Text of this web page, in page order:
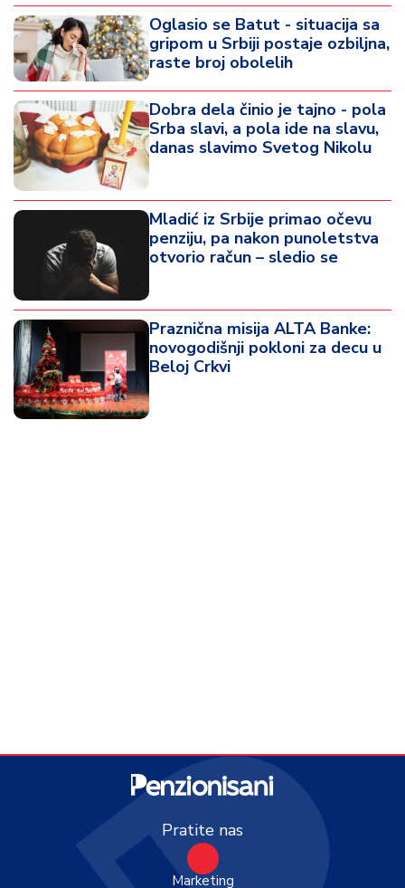
Oglasio se Batut - situacija sa
gripom u Srbiji postaje ozbiljna,
raste broj obolelih
Dobra dela činio je tajno - pola
Srba slavi, a pola ide na slavu,
danas slavimo Svetog Nikolu
Mladić iz Srbije primao očevu
penziju, pa nakon punoletstva
otvorio račun – sledio se
Praznična misija ALTA Banke:
novogodišnji pokloni za decu u
Beloj Crkvi
Marketing
Pratite nas